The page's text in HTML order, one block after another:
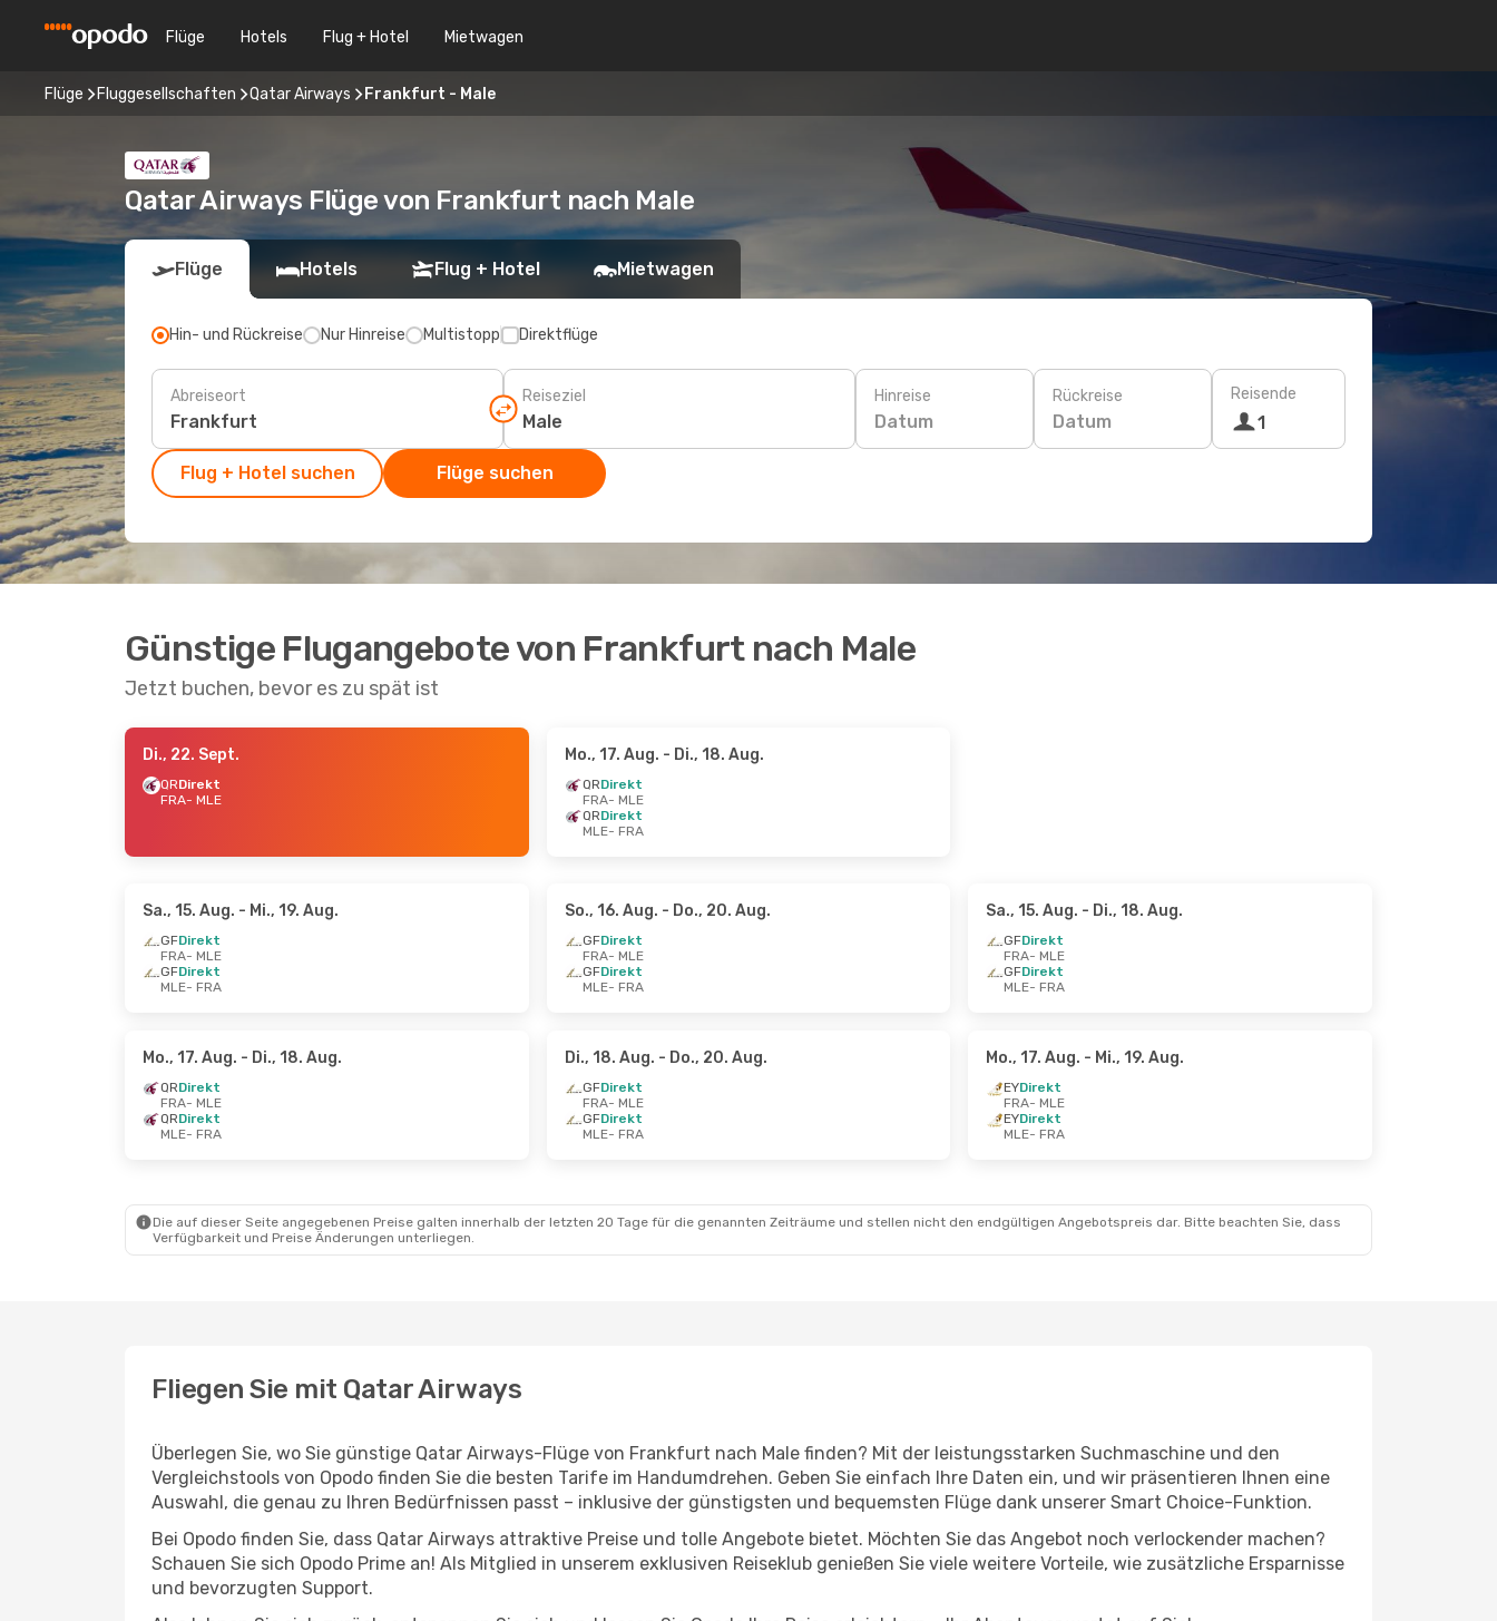
Flüge Hotels Flug + Hotel Mietwagen
Flüge Fluggesellschaften Qatar Airways Frankfurt - Male
Qatar Airways Flüge von Frankfurt nach Male
Flüge Hotels Flug + Hotel Mietwagen
Hin- und Rückreise Nur Hinreise Multistopp Direktflüge
Abreiseort Reiseziel Hinreise
Datum
Rückreise
Datum
Reisende
1
Flug + Hotel suchen Flüge suchen
Günstige Flugangebote von Frankfurt nach Male
Jetzt buchen, bevor es zu spät ist
Di., 22. Sept.
QRDirekt
FRA- MLE
Mo., 17. Aug. - Di., 18. Aug.
QRDirekt
FRA- MLE
QRDirekt
MLE- FRA
Sa., 15. Aug. - Mi., 19. Aug.
GFDirekt
FRA- MLE
GFDirekt
MLE- FRA
So., 16. Aug. - Do., 20. Aug.
GFDirekt
FRA- MLE
GFDirekt
MLE- FRA
Sa., 15. Aug. - Di., 18. Aug.
GFDirekt
FRA- MLE
GFDirekt
MLE- FRA
Mo., 17. Aug. - Di., 18. Aug.
QRDirekt
FRA- MLE
QRDirekt
MLE- FRA
Di., 18. Aug. - Do., 20. Aug.
GFDirekt
FRA- MLE
GFDirekt
MLE- FRA
Mo., 17. Aug. - Mi., 19. Aug.
EYDirekt
FRA- MLE
EYDirekt
MLE- FRA
Die auf dieser Seite angegebenen Preise galten innerhalb der letzten 20 Tage für die genannten Zeiträume und stellen nicht den endgültigen Angebotspreis dar. Bitte beachten Sie, dass
Verfügbarkeit und Preise Änderungen unterliegen.
Fliegen Sie mit Qatar Airways
Überlegen Sie, wo Sie günstige Qatar Airways-Flüge von Frankfurt nach Male finden? Mit der leistungsstarken Suchmaschine und den
Vergleichstools von Opodo finden Sie die besten Tarife im Handumdrehen. Geben Sie einfach Ihre Daten ein, und wir präsentieren Ihnen eine
Auswahl, die genau zu Ihren Bedürfnissen passt – inklusive der günstigsten und bequemsten Flüge dank unserer Smart Choice-Funktion.
Bei Opodo finden Sie, dass Qatar Airways attraktive Preise und tolle Angebote bietet. Möchten Sie das Angebot noch verlockender machen?
Schauen Sie sich Opodo Prime an! Als Mitglied in unserem exklusiven Reiseklub genießen Sie viele weitere Vorteile, wie zusätzliche Ersparnisse
und bevorzugten Support.